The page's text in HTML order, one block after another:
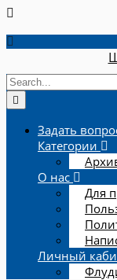
Задать
Категории
О нас
Для
Личный